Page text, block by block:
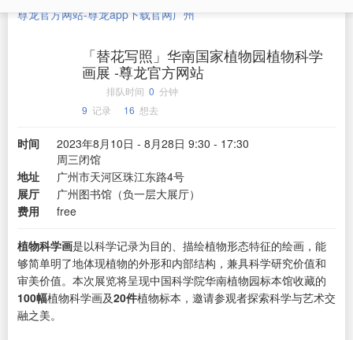
尊龙官方网站-尊龙app下载官网广州
「替花写照」华南国家植物园植物科学
画展 -尊龙官方网站
排队时间 0 分钟
9 记录 16 想去
时间
2023年8月10日 - 8月28日 9:30 - 17:30
周三闭馆
地址
广州市天河区珠江东路4号
展厅
广州图书馆（负一层大展厅）
费用
free
植物科学画是以科学记录为目的、描绘植物形态特征的绘画，能
够简单明了地体现植物的外形和内部结构，兼具科学研究价值和
审美价值。本次展览将呈现中国科学院华南植物园标本馆收藏的
100幅植物科学画及20件植物标本，邀请参观者探索科学与艺术交
融之美。